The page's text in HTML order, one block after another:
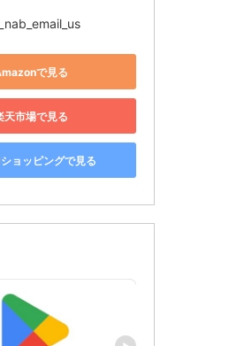
で見る
天市場で見る
ョッピングで見る